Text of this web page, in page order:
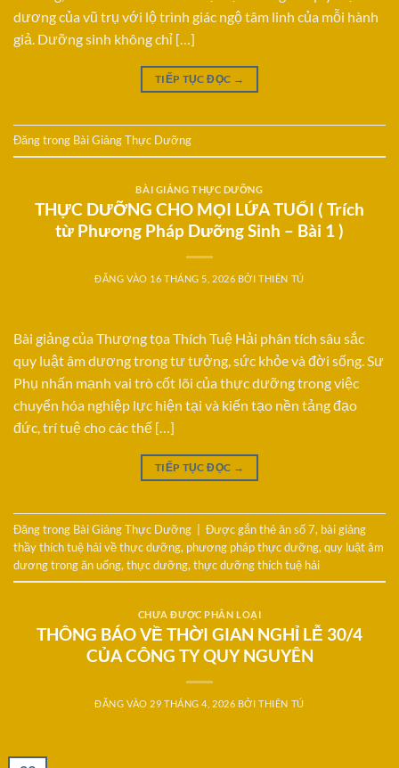
dương của vũ trụ với lộ trình giác ngộ tâm linh của mỗi hành
giả. Dưỡng sinh không chỉ […]
TIẾP TỤC ĐỌC →
Đăng trong Bài Giảng Thực Dưỡng
BÀI GIẢNG THỰC DƯỠNG
THỰC DƯỠNG CHO MỌI LỨA TUỔI ( Trích
từ Phương Pháp Dưỡng Sinh – Bài 1 )
ĐĂNG VÀO 16 THÁNG 5, 2026 BỞITHIÊN TÚ
Bài giảng của Thượng tọa Thích Tuệ Hải phân tích sâu sắc
quy luật âm dương trong tư tưởng, sức khỏe và đời sống. Sư
Phụ nhấn mạnh vai trò cốt lõi của thực dưỡng trong việc
chuyển hóa nghiệp lực hiện tại và kiến tạo nền tảng đạo
đức, trí tuệ cho các thế […]
TIẾP TỤC ĐỌC →
Đăng trong Bài Giảng Thực Dưỡng Được gắn thẻăn số 7, bài giảng
thầy thích tuệ hải về thực dưỡng, phương pháp thực dưỡng, quy luật âm
dương trong ăn uống, thực dưỡng, thực dưỡng thích tuệ hải
CHƯA ĐƯỢC PHÂN LOẠI
THÔNG BÁO VỀ THỜI GIAN NGHỈ LỄ 30/4
CỦA CÔNG TY QUY NGUYÊN
ĐĂNG VÀO 29 THÁNG 4, 2026 BỞITHIÊN TÚ